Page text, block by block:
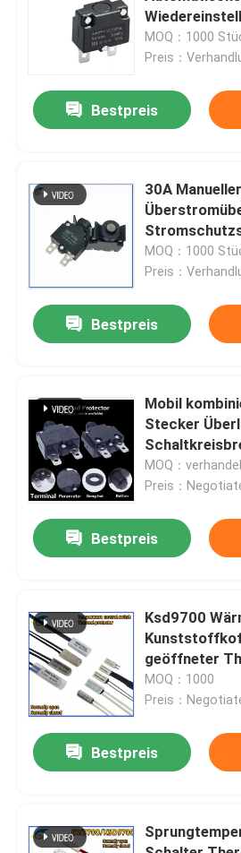
Zu Hause
Videos
Über uns
Werksbesichtigung
Qualitätskontrolle
Kontakt mit uns
Neuigkeiten
Ptc-Thermistor
MOQ：1000
Preis：
Bestpreis
30A Manueller
MOQ：1000
Preis：
Bestpreis
Mobil
Stecker
16Athermal
MOQ：
Preis：
Bestpreis
Ksd9700
geöffneter
Haushalte
MOQ：1000
Preis：
Bestpreis